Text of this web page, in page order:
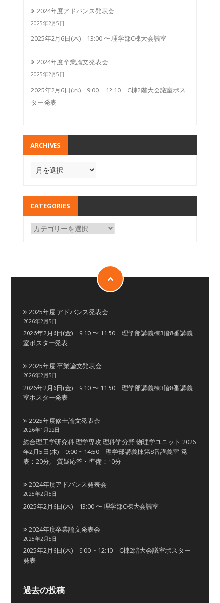
2024年度アドバンス発表会
2025年2月5日
2025年2月6日(木) 13:00 〜 理学部C棟大会議室
2024年度卒業論文発表会
2025年2月5日
2025年2月6日(木) 9:00 ~ 12:10 C棟2階大会議室ポス
ター発表
ARCHIVES
CATEGORIES
2025年度 アドバンス発表会
2026年2月5日
2026年2月6日(金) 9:10 〜 11:50 理学部講義棟3階8番講義
室ポスター発表
2025年度 卒業論文発表会
2026年2月5日
2026年2月6日(金) 9:10 〜 11:50 理学部講義棟3階8番講義
室ポスター発表
2025年度修士論文発表会
2026年1月22日
総合理工学研究科 理学専攻 理科学分野 物理学ユニット 2026
年2月5日(木) 9:00 ~ 14:50 理学部講義棟第8番講義室 発
表：20分, 質疑応答・準備：10分
2024年度アドバンス発表会
2025年2月5日
2025年2月6日(木) 13:00 〜 理学部C棟大会議室
2024年度卒業論文発表会
2025年2月5日
2025年2月6日(木) 9:00 ~ 12:10 C棟2階大会議室ポスター
発表
過去の投稿